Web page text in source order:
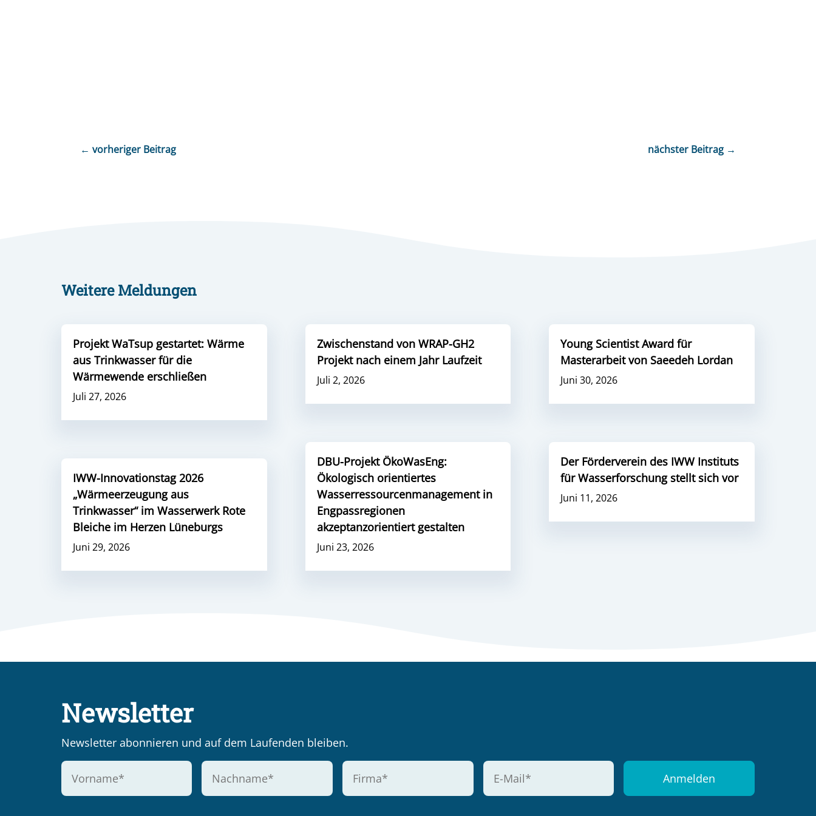
← vorheriger Beitrag nächster Beitrag →
Weitere Meldungen
Projekt WaTsup gestartet: Wärme
aus Trinkwasser für die
Wärmewende erschließen
Juli 27, 2026
IWW-Innovationstag 2026
„Wärmeerzeugung aus
Trinkwasser“ im Wasserwerk Rote
Bleiche im Herzen Lüneburgs
Juni 29, 2026
Zwischenstand von WRAP-GH2
Projekt nach einem Jahr Laufzeit
Juli 2, 2026
DBU-Projekt ÖkoWasEng:
Ökologisch orientiertes
Wasserressourcenmanagement in
Engpassregionen
akzeptanzorientiert gestalten
Juni 23, 2026
Young Scientist Award für
Masterarbeit von Saeedeh Lordan
Juni 30, 2026
Der Förderverein des IWW Instituts
für Wasserforschung stellt sich vor
Juni 11, 2026
Newsletter
Newsletter abonnieren und auf dem Laufenden bleiben.